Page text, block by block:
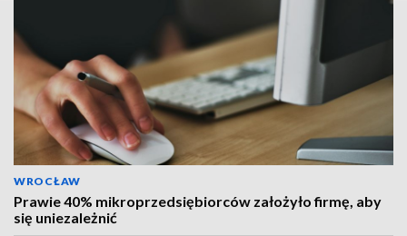
WROCŁAW
Prawie 40% mikroprzedsiębiorców założyło firmę, aby
się uniezależnić